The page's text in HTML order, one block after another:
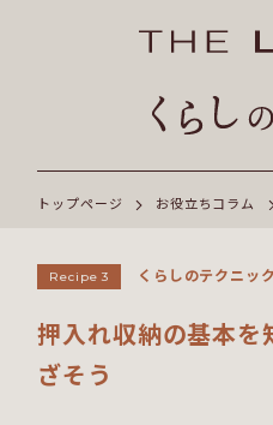
トップページ お役立ちコラム
Recipe 3 くらしのテクニック
押入れ収納の基本を
ざそう